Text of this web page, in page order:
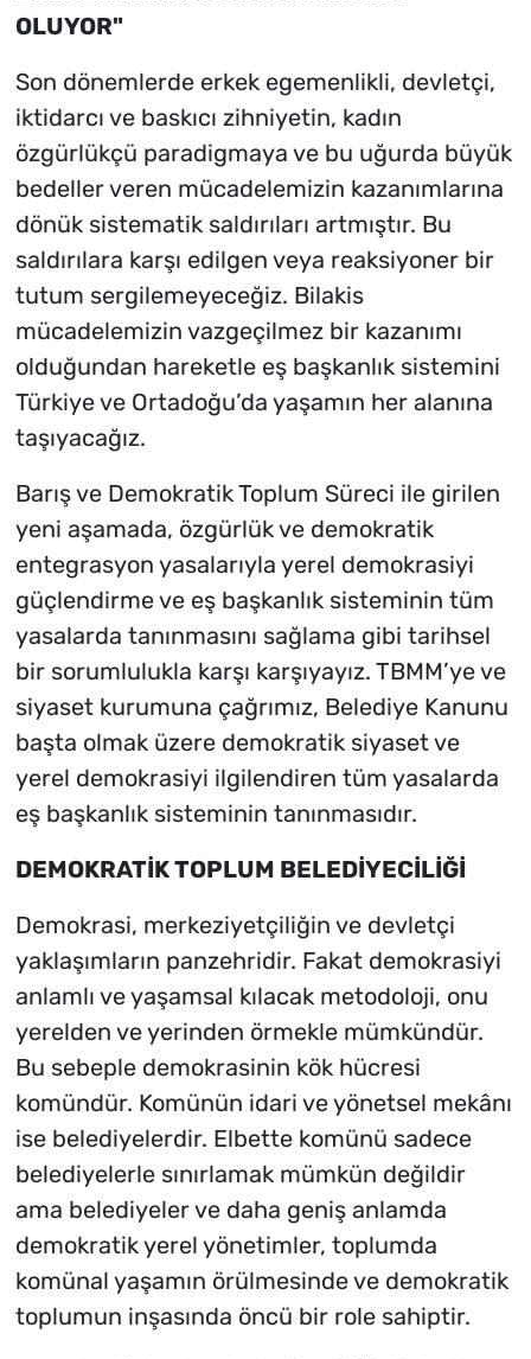
OLUYOR"
Son dönemlerde erkek egemenlikli, devletçi,
iktidarcı ve baskıcı zihniyetin, kadın
özgürlükçü paradigmaya ve bu uğurda büyük
bedeller veren mücadelemizin kazanımlarına
dönük sistematik saldırıları artmıştır. Bu
saldırılara karşı edilgen veya reaksiyoner bir
tutum sergilemeyeceğiz. Bilakis
mücadelemizin vazgeçilmez bir kazanımı
olduğundan hareketle eş başkanlık sistemini
Türkiye ve Ortadoğu’da yaşamın her alanına
taşıyacağız.
Barış ve Demokratik Toplum Süreci ile girilen
yeni aşamada, özgürlük ve demokratik
entegrasyon yasalarıyla yerel demokrasiyi
güçlendirme ve eş başkanlık sisteminin tüm
yasalarda tanınmasını sağlama gibi tarihsel
bir sorumlulukla karşı karşıyayız. TBMM’ye ve
siyaset kurumuna çağrımız, Belediye Kanunu
başta olmak üzere demokratik siyaset ve
yerel demokrasiyi ilgilendiren tüm yasalarda
eş başkanlık sisteminin tanınmasıdır.
DEMOKRATİK TOPLUM BELEDİYECİLİĞİ
Demokrasi, merkeziyetçiliğin ve devletçi
yaklaşımların panzehridir. Fakat demokrasiyi
anlamlı ve yaşamsal kılacak metodoloji, onu
yerelden ve yerinden örmekle mümkündür.
Bu sebeple demokrasinin kök hücresi
komündür. Komünün idari ve yönetsel mekânı
ise belediyelerdir. Elbette komünü sadece
belediyelerle sınırlamak mümkün değildir
ama belediyeler ve daha geniş anlamda
demokratik yerel yönetimler, toplumda
komünal yaşamın örülmesinde ve demokratik
toplumun inşasında öncü bir role sahiptir.